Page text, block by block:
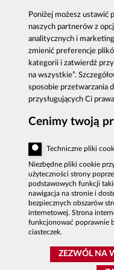
Publikacje
Strategie antykorupcyjne
Platforma e-learningowa
bip
DEKLARACJA
MAPA SERWISU
POLITYKA PRYWATNOŚCI
Poniżej możesz ustawić
naszych partnerów z
analitycznych i
zmienić preferencje
kategorii i zatwierdź
na wszystkie”.
sposobie przetwarzania
przysługujących Ci
Cenimy twoją
Techniczne pliki
Niezbędne pliki cookie
użyteczności strony
podstawowych funkcji
nawigacja na stronie i
bezpiecznych obszarów
internetowej. Strona
funkcjonować poprawnie
ciasteczek.